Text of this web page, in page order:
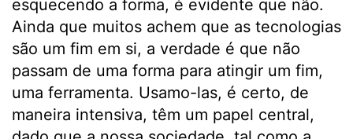
esquecendo a forma, é evidente que não.
Ainda que muitos achem que as tecnologias
são um fim em si, a verdade é que não
passam de uma forma para atingir um fim,
uma ferramenta. Usamo-las, é certo, de
maneira intensiva, têm um papel central,